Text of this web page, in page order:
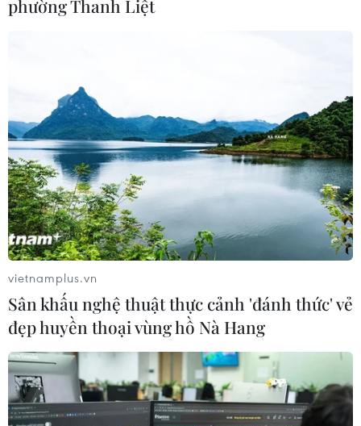
thể bay, trở lại vị trí xuất phát và hạ cánh theo đúng
phường Thanh Liệt
vietnamplus.vn
Sân khấu nghệ thuật thực cảnh 'đánh thức' vẻ
đẹp huyền thoại vùng hồ Nà Hang